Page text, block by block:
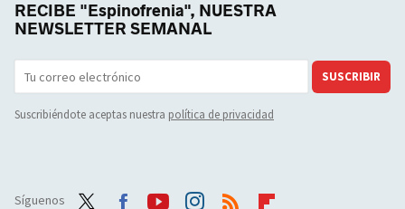
RECIBE "Espinofrenia", NUESTRA
NEWSLETTER SEMANAL
SUSCRIBIR
Suscribiéndote aceptas nuestra política de privacidad
Síguenos